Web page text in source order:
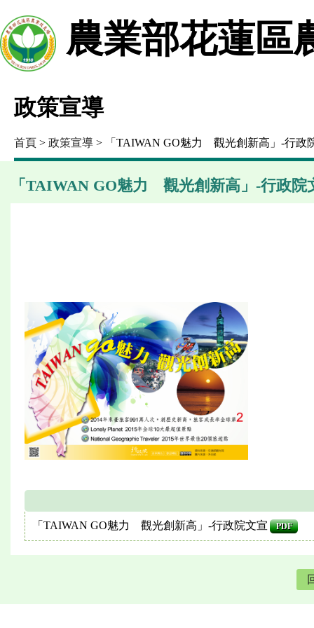
農業部花蓮區
政策宣導
首頁 > 政策宣導 > 「TAIWAN GO魅力 觀光創新高」-行政
「TAIWAN GO魅力 觀光創新高」-行政院
「TAIWAN GO魅力 觀光創新高」-行政院文宣 PDF